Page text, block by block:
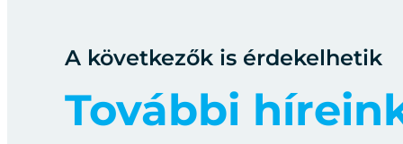
A következők is érdekelhetik
További